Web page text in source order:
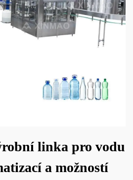
linka pro vodu
a možností